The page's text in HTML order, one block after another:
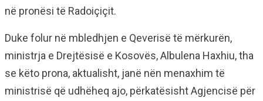
në pronësi të Radoiçiçit.
Duke folur në mbledhjen e Qeverisë të mërkurën,
ministrja e Drejtësisë e Kosovës, Albulena Haxhiu, tha
se këto prona, aktualisht, janë nën menaxhim të
ministrisë që udhëheq ajo, përkatësisht Agjencisë për